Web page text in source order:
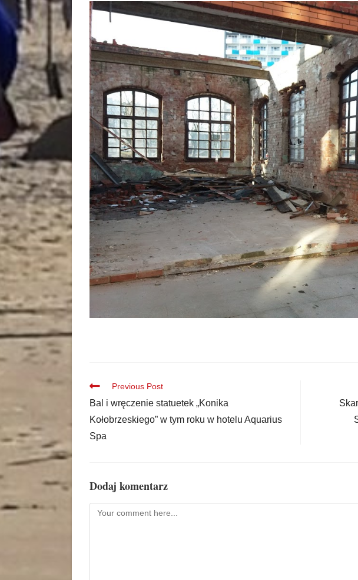
Previous Post
Bal i wręczenie statuetek „Konika
Kołobrzeskiego” w tym roku w hotelu Aquarius
Spa
Dodaj komentarz